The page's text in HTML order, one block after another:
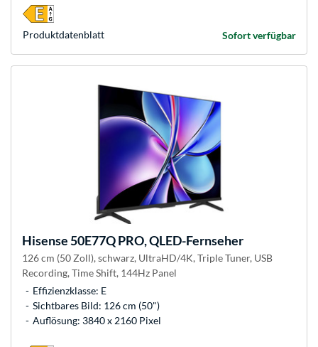
Sofort verfügbar
Produkt­datenblatt
Hisense50E77Q PRO, QLED-Fernseher
126 cm (50 Zoll), schwarz, UltraHD/4K, Triple Tuner, USB
Recording, Time Shift, 144Hz Panel
Effizienzklasse: E
Sichtbares Bild: 126 cm (50")
Auflösung: 3840 x 2160 Pixel